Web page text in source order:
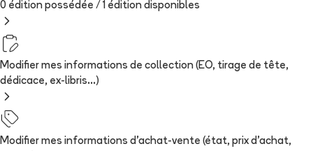
0 édition possédée / 1 édition disponibles
Modifier mes informations de collection (EO, tirage de tête,
dédicace, ex-libris...)
Modifier mes informations d'achat-vente (état, prix d'achat,